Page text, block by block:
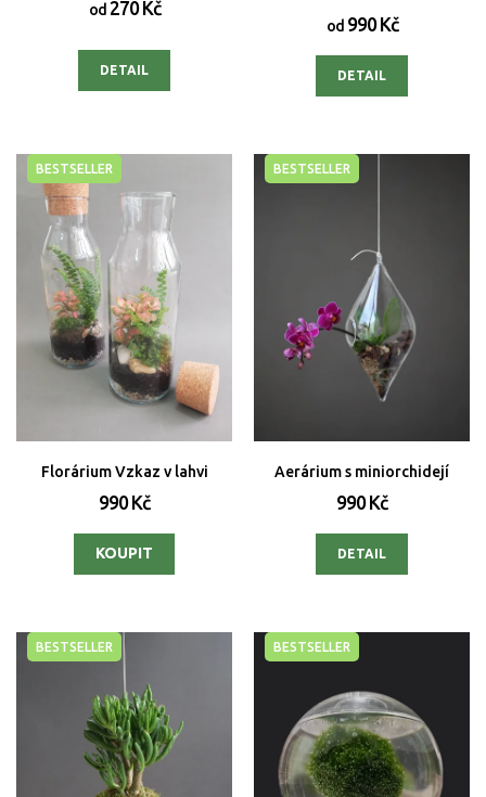
od270 Kč
DETAIL
od990 Kč
DETAIL
BESTSELLER
Florárium Vzkaz v lahvi
990 Kč
BESTSELLER
Aerárium s miniorchidejí
990 Kč
DETAIL
BESTSELLER BESTSELLER